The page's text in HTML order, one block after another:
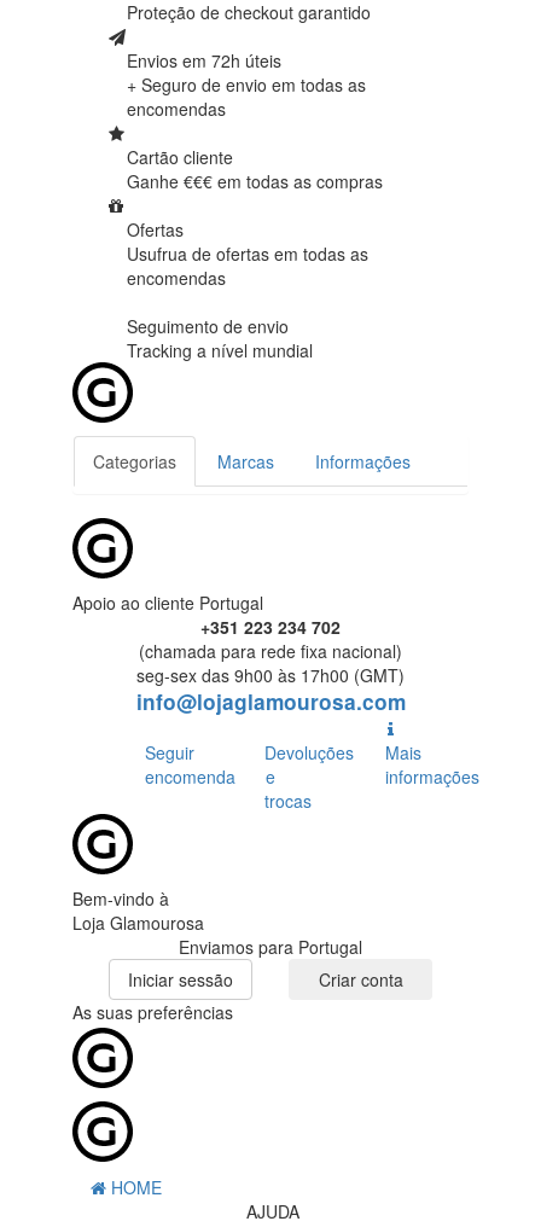
Proteção de checkout garantido
Envios em 72h úteis
+ Seguro de envio em todas as
encomendas
Cartão cliente
Ganhe €€€ em todas as compras
Ofertas
Usufrua de ofertas em todas as
encomendas
Seguimento de envio
Tracking a nível mundial
Categorias Marcas Informações
Apoio ao cliente Portugal
+351 223 234 702
(chamada para rede fixa nacional)
seg-sex das 9h00 às 17h00 (GMT)
info@lojaglamourosa.com
Seguir
encomenda
Devoluções
e
trocas
Mais
informações
Bem-vindo à
Loja Glamourosa
Enviamos para Portugal
Iniciar sessão
Criar conta
As suas preferências
HOME
AJUDA